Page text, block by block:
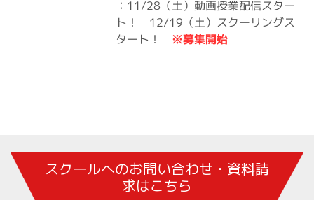
：11/28（土）動画授業配信スター
ト！ 12/19（土）スクーリングス
タート！ ※募集開始
スクールへのお問い合わせ・資料請
求はこちら